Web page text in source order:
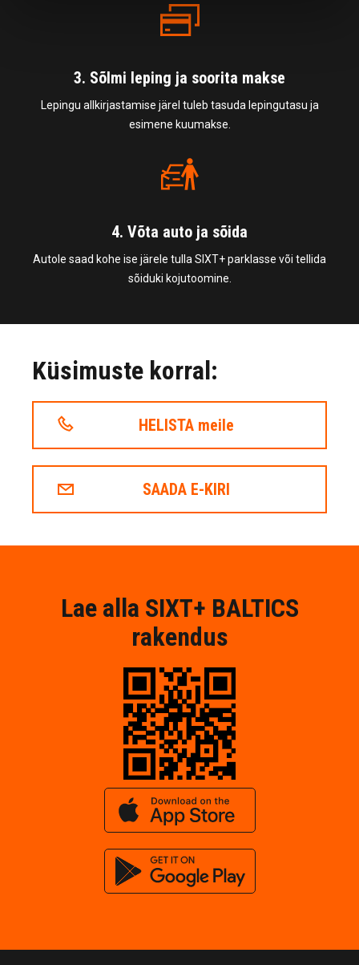
3. Sõlmi leping ja soorita makse
Lepingu allkirjastamise järel tuleb tasuda lepingutasu ja
esimene kuumakse.
4. Võta auto ja sõida
Autole saad kohe ise järele tulla SIXT+ parklasse või tellida
sõiduki kojutoomine.
Küsimuste korral:
HELISTA meile
SAADA E-KIRI
Lae alla SIXT+ BALTICS
rakendus